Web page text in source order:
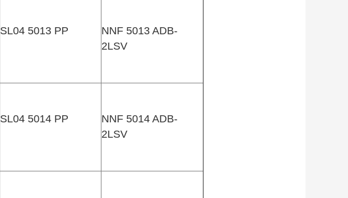
SL04 5013 PP
NNF 5013 ADB-
2LSV
SL04 5014 PP
NNF 5014 ADB-
2LSV